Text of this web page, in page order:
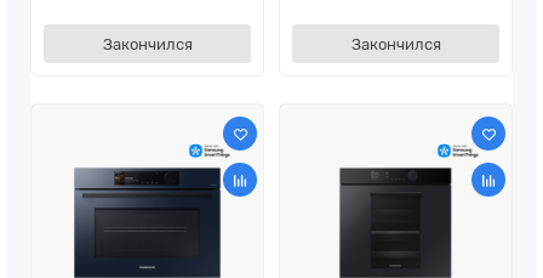
Закончился Закончился